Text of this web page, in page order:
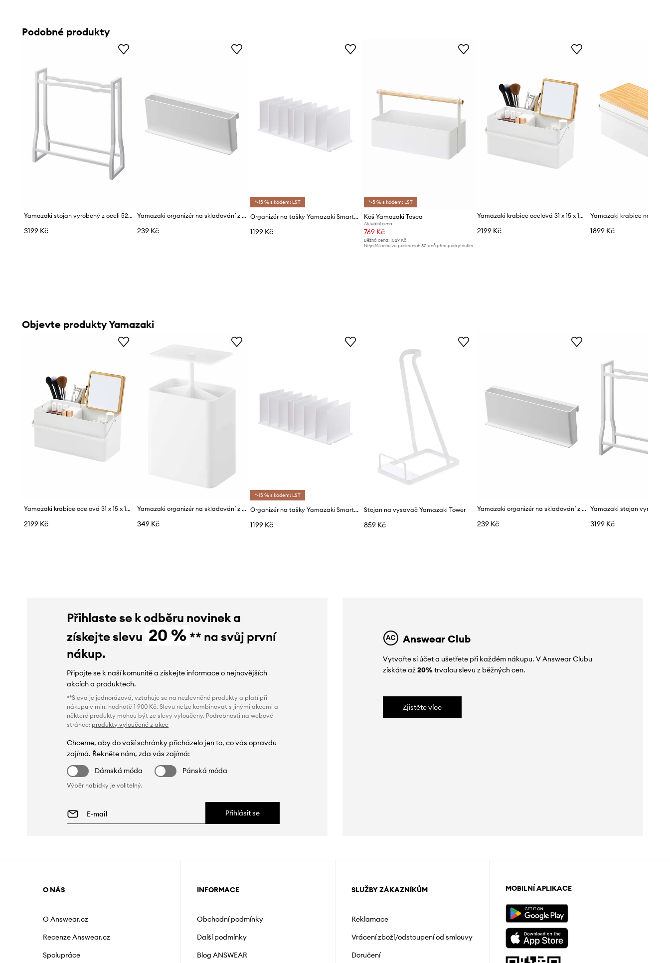
Podobné produkty
Yamazaki stojan vyrobený z oceli 52 x 17 x 54,3 cm
3199 Kč
Yamazaki organizér na skladování z plastu 22 x 4,3 x 8 cm
239 Kč
*-15 % s kódem: LST
Organizér na tašky Yamazaki Smart Bag 2-pack
1199 Kč
*-5 % s kódem: LST
Koš Yamazaki Tosca
Aktuální cena:
769 Kč
Běžná cena: 1029 Kč
Nejnižší cena za posledních 30 dnů před poskytnutím
Yamazaki krabice ocelová 31 x 15 x 15,7 cm
2199 Kč 1899 Kč
Objevte produkty Yamazaki
Yamazaki krabice ocelová 31 x 15 x 15,7 cm
2199 Kč
Yamazaki organizér na skladování z plastu 9,6 x 6,6 x 10,8 cm
349 Kč
*-15 % s kódem: LST
Organizér na tašky Yamazaki Smart Bag 2-pack
1199 Kč
Stojan na vysavač Yamazaki Tower
859 Kč
Yamazaki organizér na skladování z plastu 22 x 4,3 x 8 cm
239 Kč 3199 Kč
Přihlaste se k odběru novinek a
získejte slevu 20 % ** na svůj první
nákup.
Připojte se k naší komunitě a získejte informace o nejnovějších
akcích a produktech.
**Sleva je jednorázová, vztahuje se na nezlevněné produkty a platí při
nákupu v min. hodnotě 1 900 Kč. Slevu nelze kombinovat s jinými akcemi a
některé produkty mohou být ze slevy vyloučeny. Podrobnosti na webové
stránce: produkty vyloučené z akce
Chceme, aby do vaší schránky přicházelo jen to, co vás opravdu
zajímá. Řekněte nám, zda vás zajímá:
Dámská móda
Pánská móda
Výběr nabídky je volitelný.
Přihlásit se
Answear Club
Vytvořte si účet a ušetřete při každém nákupu. V Answear Clubu
získáte až20%trvalou slevu z běžných cen.
Zjistěte více
O NÁS
O Answear.cz
Recenze Answear.cz
Spolupráce
INFORMACE
Obchodní podmínky
Další podmínky
Blog ANSWEAR
SLUŽBY ZÁKAZNÍKŮM
Reklamace
Vrácení zboží/odstoupení od smlouvy
Doručení
MOBILNÍ APLIKACE